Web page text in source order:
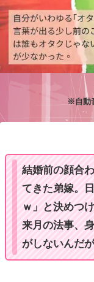
※自動
結婚前の顔合
てきた弟嫁。
ｗ」と決めつ
来月の法事、
がしないんだが